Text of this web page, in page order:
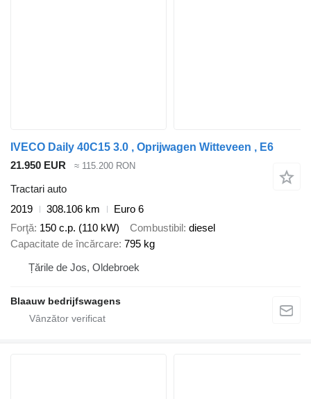
IVECO Daily 40C15 3.0 , Oprijwagen Witteveen , E6
21.950 EUR
≈ 115.200 RON
Tractari auto
2019
308.106 km
Euro 6
Forţă 150 c.p. (110 kW) Combustibil diesel
Capacitate de încărcare 795 kg
Țările de Jos, Oldebroek
Blaauw bedrijfswagens